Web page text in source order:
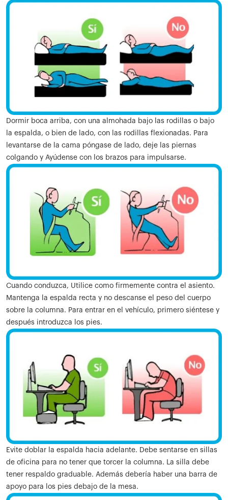
Dormir boca arriba, con una almohada bajo las rodillas o bajo
la espalda, o bien de lado, con las rodillas flexionadas. Para
levantarse de la cama póngase de lado, deje las piernas
colgando y Ayúdense con los brazos para impulsarse.
Cuando conduzca, Utilice como firmemente contra el asiento.
Mantenga la espalda recta y no descanse el peso del cuerpo
sobre la columna. Para entrar en el vehículo, primero siéntese y
después introduzca los pies.
Evite doblar la espalda hacia adelante. Debe sentarse en sillas
de oficina para no tener que torcer la columna. La silla debe
tener respaldo graduable. Además debería haber una barra de
apoyo para los pies debajo de la mesa.